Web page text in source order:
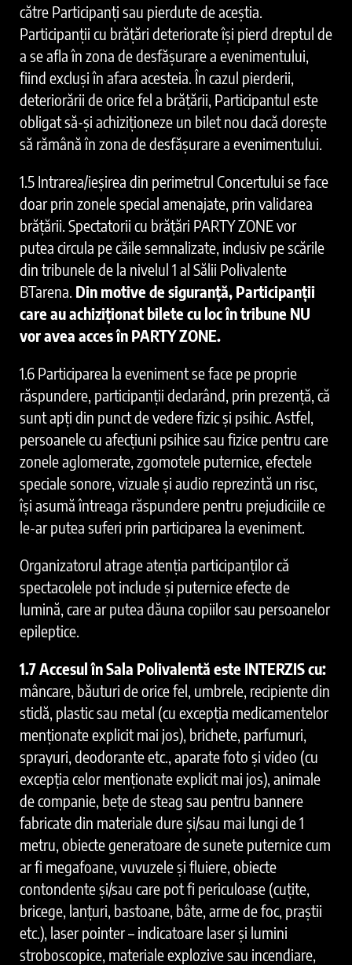
către Participanți sau pierdute de aceștia.
Participanții cu brățări deteriorate își pierd dreptul de
a se afla în zona de desfășurare a evenimentului,
fiind excluși în afara acesteia. În cazul pierderii,
deteriorării de orice fel a brățării, Participantul este
obligat să-și achiziționeze un bilet nou dacă dorește
să rămână în zona de desfășurare a evenimentului.
1.5 Intrarea/ieșirea din perimetrul Concertului se face
doar prin zonele special amenajate, prin validarea
brățării. Spectatorii cu brățări PARTY ZONE vor
putea circula pe căile semnalizate, inclusiv pe scările
din tribunele de la nivelul 1 al Sălii Polivalente
BTarena. Din motive de siguranță, Participanții
care au achiziționat bilete cu loc în tribune NU
vor avea acces în PARTY ZONE.
1.6 Participarea la eveniment se face pe proprie
răspundere, participanții declarând, prin prezență, că
sunt apți din punct de vedere fizic și psihic. Astfel,
persoanele cu afecțiuni psihice sau fizice pentru care
zonele aglomerate, zgomotele puternice, efectele
speciale sonore, vizuale şi audio reprezintă un risc,
își asumă întreaga răspundere pentru prejudiciile ce
le-ar putea suferi prin participarea la eveniment.
Organizatorul atrage atenția participanților că
spectacolele pot include și puternice efecte de
lumină, care ar putea dăuna copiilor sau persoanelor
epileptice.
1.7 Accesul în Sala Polivalentă este INTERZIS cu:
mâncare, băuturi de orice fel, umbrele, recipiente din
sticlă, plastic sau metal (cu excepția medicamentelor
menționate explicit mai jos), brichete, parfumuri,
sprayuri, deodorante etc., aparate foto și video (cu
excepția celor menționate explicit mai jos), animale
de companie, bețe de steag sau pentru bannere
fabricate din materiale dure și/sau mai lungi de 1
metru, obiecte generatoare de sunete puternice cum
ar fi megafoane, vuvuzele și fluiere, obiecte
contondente și/sau care pot fi periculoase (cuțite,
bricege, lanțuri, bastoane, bâte, arme de foc, praștii
etc.), laser pointer – indicatoare laser și lumini
stroboscopice, materiale explozive sau incendiare,